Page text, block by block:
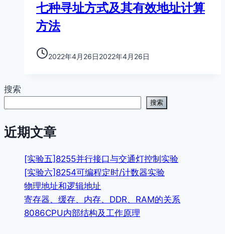
七种寻址方式及其有效地址计算
方法
2022年4月26日2022年4月26日
搜索
搜索
近期文章
[实验五]8255并行接口与交通灯控制实验
[实验六]8254可编程定时/计数器实验
物理地址和逻辑地址
寄存器、缓存、内存、DDR、RAM的关系
8086CPU内部结构及工作原理